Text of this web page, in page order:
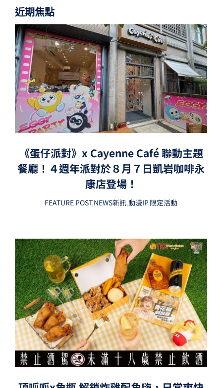
近期焦點
《蛋仔派對》x Cayenne Café 聯動主題
餐廳！４週年派對於８月７日凱岩咖啡永
康店登場！
FEATURE POST,NEWS新訊,動漫IP,限定活動